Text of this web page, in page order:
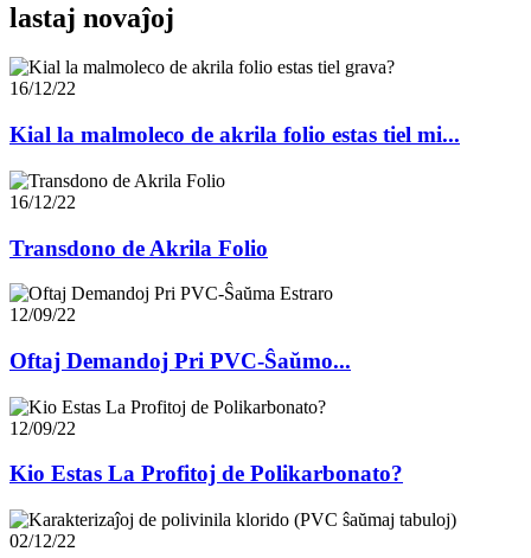
lastaj novaĵoj
16/12/22
Kial la malmoleco de akrila folio estas tiel mi...
16/12/22
Transdono de Akrila Folio
12/09/22
Oftaj Demandoj Pri PVC-Ŝaŭmo...
12/09/22
Kio Estas La Profitoj de Polikarbonato?
02/12/22